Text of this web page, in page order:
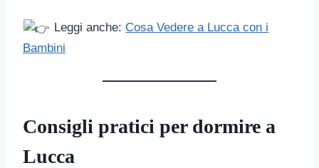
Leggi anche: Cosa Vedere a Lucca con i
Bambini
Consigli pratici per dormire a
Lucca